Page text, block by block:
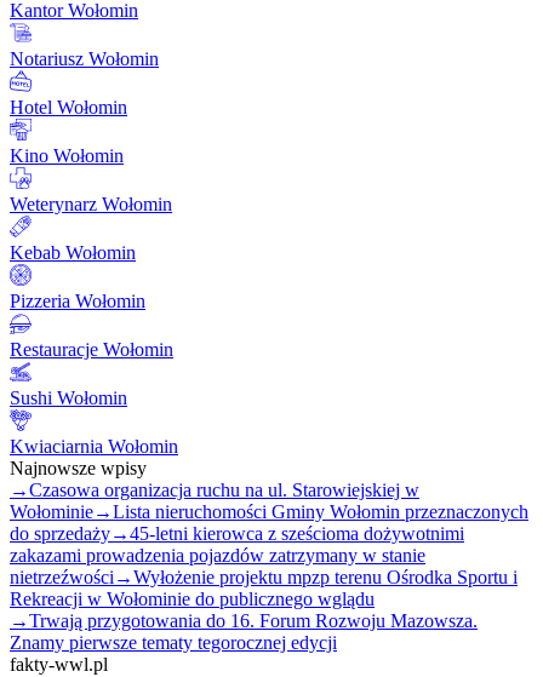
Kantor Wołomin
Notariusz Wołomin
Hotel Wołomin
Kino Wołomin
Weterynarz Wołomin
Kebab Wołomin
Pizzeria Wołomin
Restauracje Wołomin
Sushi Wołomin
Kwiaciarnia Wołomin
Najnowsze wpisy
→Czasowa organizacja ruchu na ul. Starowiejskiej w
Wołominie→Lista nieruchomości Gminy Wołomin przeznaczonych
do sprzedaży→45-letni kierowca z sześcioma dożywotnimi
zakazami prowadzenia pojazdów zatrzymany w stanie
nietrzeźwości →Wyłożenie projektu mpzp terenu Ośrodka Sportu i
Rekreacji w Wołominie do publicznego wglądu
→Trwają przygotowania do 16. Forum Rozwoju Mazowsza.
Znamy pierwsze tematy tegorocznej edycji
fakty-wwl.pl